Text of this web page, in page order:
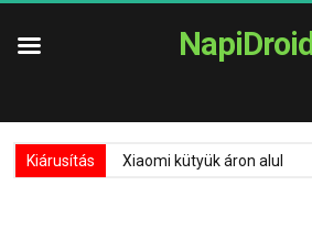
NapiDroid
Kiárusítás Xiaomi kütyük áron alul